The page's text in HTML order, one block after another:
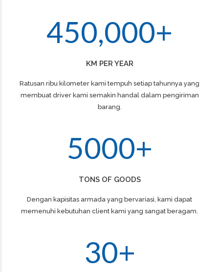
450,000+
KM PER YEAR
Ratusan ribu kilometer kami tempuh setiap tahunnya yang
membuat driver kami semakin handal dalam pengiriman
barang.
1
3
5
6
7
8
9
0
6
7
8
9
0
6
7
8
9
0+
TONS OF GOODS
Dengan kapisitas armada yang bervariasi, kami dapat
memenuhi kebutuhan client kami yang sangat beragam.
0
1
2
3
2
3
4
5
6
7
8
9
0+